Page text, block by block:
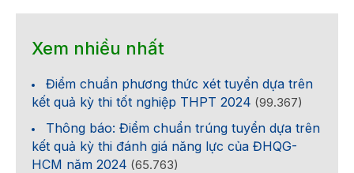
Xem nhiều nhất
Điểm chuẩn phương thức xét tuyển dựa trên
kết quả kỳ thi tốt nghiệp THPT 2024 (99.367)
Thông báo: Điểm chuẩn trúng tuyển dựa trên
kết quả kỳ thi đánh giá năng lực của ĐHQG-
HCM năm 2024 (65.763)